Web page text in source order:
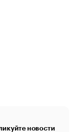
новости